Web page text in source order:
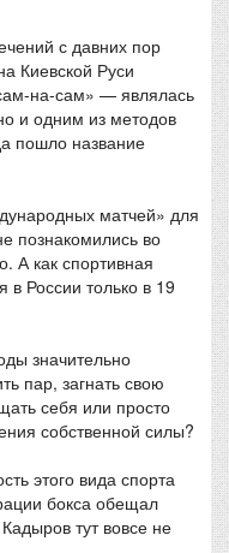
с давних пор
Киевской Руси
на-сам» — являлась
и одним из методов
пошло название
матчей» для
познакомились во
А как спортивная
в России только в 19
значительно
пар, загнать свою
себя или просто
собственной силы?
этого вида спорта
бокса обещал
тут вовсе не